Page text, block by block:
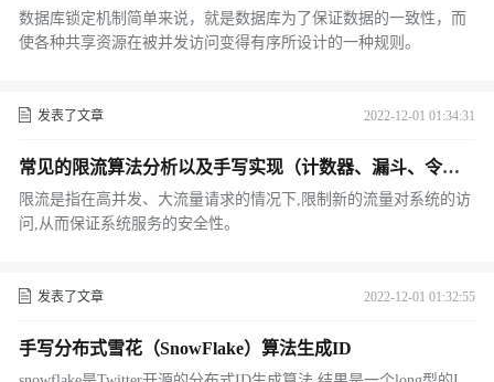
数据库锁定机制简单来说，就是数据库为了保证数据的一致性，而
使各种共享资源在被并发访问变得有序所设计的一种规则。
发表了文章 2022-12-01 01:34:31
常见的限流算法分析以及手写实现（计数器、漏斗、令牌
桶）
限流是指在高并发、大流量请求的情况下,限制新的流量对系统的访
问,从而保证系统服务的安全性。
发表了文章 2022-12-01 01:32:55
手写分布式雪花（SnowFlake）算法生成ID